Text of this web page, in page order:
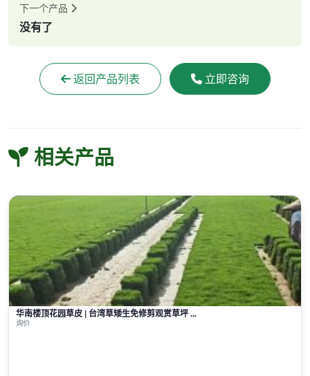
下一个产品
没有了
返回产品列表 立即咨询
相关产品
华南楼顶花园草皮 | 台湾草矮生免修剪观赏草坪 ...
询价